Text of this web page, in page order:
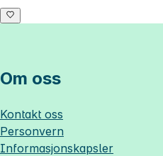
Om oss
Kontakt oss
Personvern
Informasjonskapsler